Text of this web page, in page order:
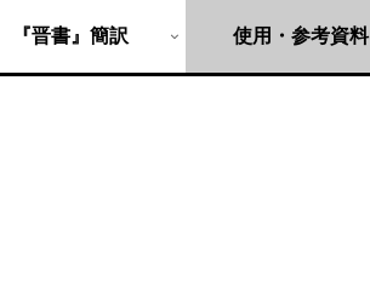
『晋書』簡訳 使用・参考資料